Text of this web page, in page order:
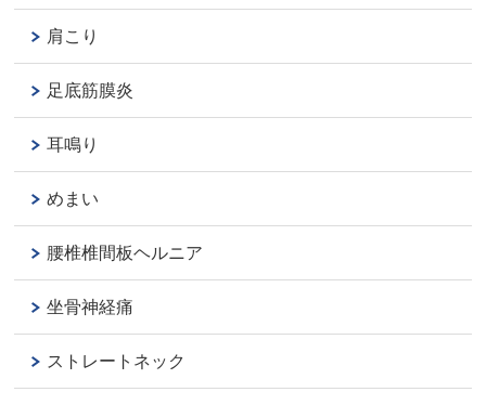
肩こり
足底筋膜炎
耳鳴り
めまい
腰椎椎間板ヘルニア
坐骨神経痛
ストレートネック